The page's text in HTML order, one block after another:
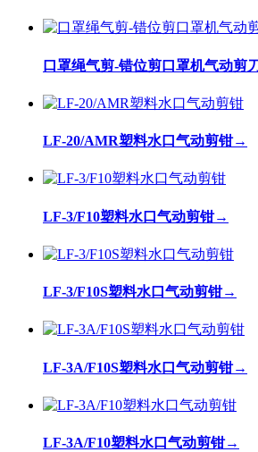
口罩绳气剪-错位剪口罩机气动剪
LF-20/AMR塑料水口气动剪钳→
LF-3/F10塑料水口气动剪钳→
LF-3/F10S塑料水口气动剪钳→
LF-3A/F10S塑料水口气动剪钳→
LF-3A/F10塑料水口气动剪钳→